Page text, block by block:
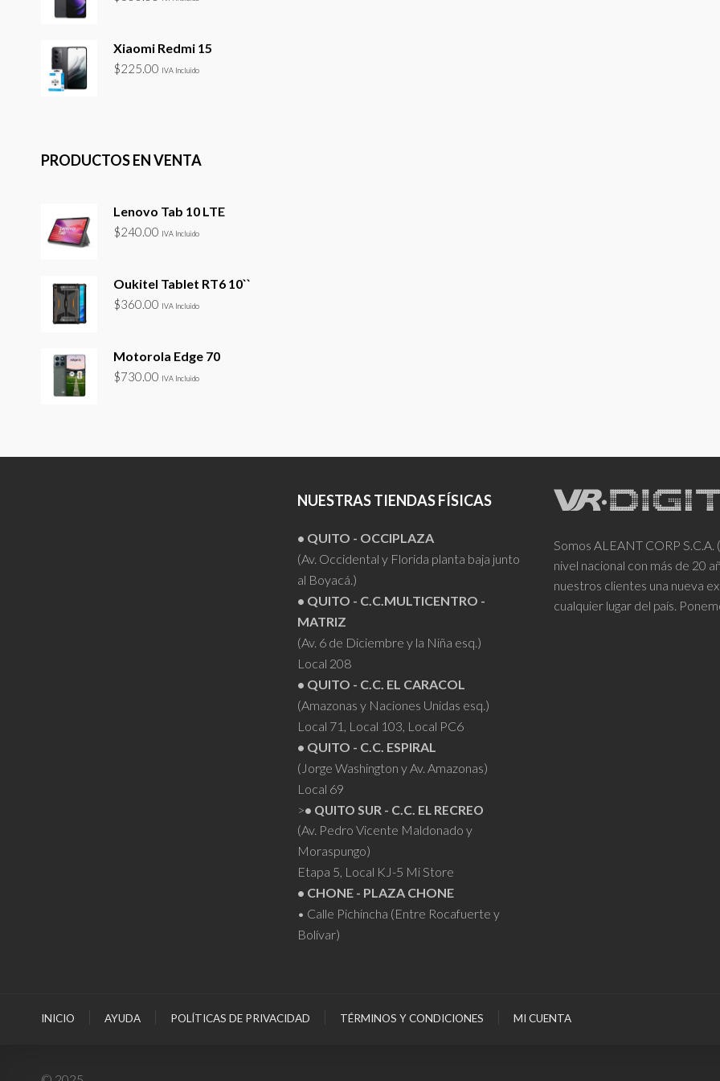
Xiaomi Redmi 15
$225.00 IVA Incluido
PRODUCTOS EN VENTA
Lenovo Tab 10 LTE
$240.00 IVA Incluido
Oukitel Tablet RT6 10``
$360.00 IVA Incluido
Motorola Edge 70
$730.00 IVA Incluido
NUESTRAS TIENDAS FÍSICAS
• QUITO - OCCIPLAZA
(Av. Occidental y Florida planta baja junto
al Boyacá.)
• QUITO - C.C.MULTICENTRO -
MATRIZ
(Av. 6 de Diciembre y la Niña esq.)
Local 208
• QUITO - C.C. EL CARACOL
(Amazonas y Naciones Unidas esq.)
Local 71, Local 103, Local PC6
• QUITO - C.C. ESPIRAL
(Jorge Washington y Av. Amazonas)
Local 69
>• QUITO SUR - C.C. EL RECREO
(Av. Pedro Vicente Maldonado y
Moraspungo)
Etapa 5, Local KJ-5 Mi Store
• CHONE - PLAZA CHONE
• Calle Pichincha (Entre Rocafuerte y
Bolívar)
Somos ALEANT CORP
nivel nacional con más de 20
nuestros clientes una nueva
cualquier lugar del país.
INICIO AYUDA POLÍTICAS DE PRIVACIDAD TÉRMINOS Y CONDICIONES MI CUENTA